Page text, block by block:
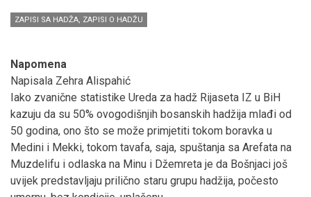
ZAPISI SA HADŽA, ZAPISI O HADŽU
Napomena
Napisala Zehra Alispahić
Iako zvanične statistike Ureda za hadž Rijaseta IZ u BiH
kazuju da su 50% ovogodišnjih bosanskih hadžija mlađi od
50 godina, ono što se može primjetiti tokom boravka u
Medini i Mekki, tokom tavafa, saja, spuštanja sa Arefata na
Muzdelifu i odlaska na Minu i Džemreta je da Bošnjaci još
uvijek predstavljaju prilično staru grupu hadžija, počesto